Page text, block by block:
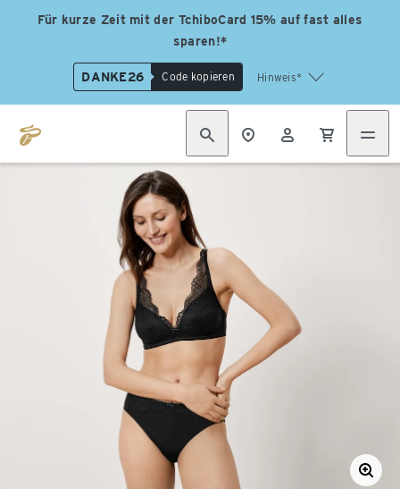
Für kurze Zeit mit der TchiboCard 15% auf fast alles
sparen!*
DANKE26 Code kopieren Hinweis*